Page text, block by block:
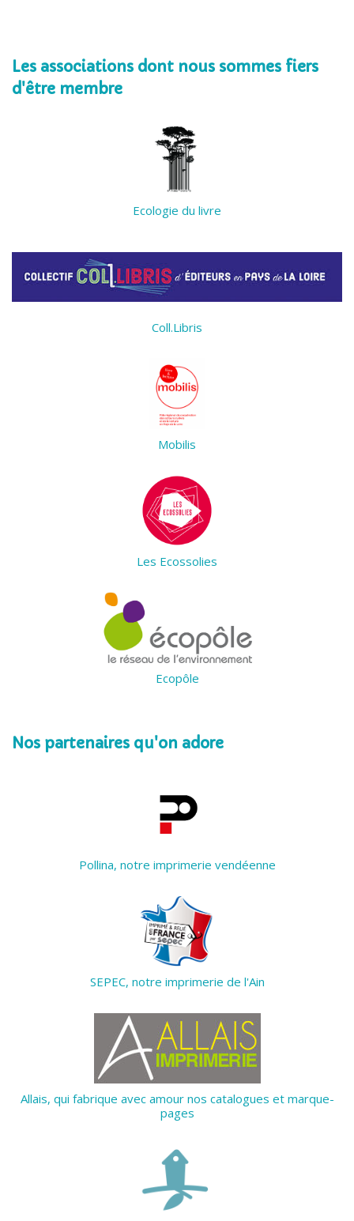
Les associations dont nous sommes fiers
d'être membre
Ecologie du livre
Coll.Libris
Mobilis
Les Ecossolies
Ecopôle
Nos partenaires qu'on adore
Pollina, notre imprimerie vendéenne
SEPEC, notre imprimerie de l'Ain
Allais, qui fabrique avec amour nos catalogues et marque-
pages